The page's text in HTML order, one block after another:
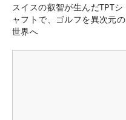
スイスの叡智が生んだTPTシ
ャフトで、ゴルフを異次元の
世界へ